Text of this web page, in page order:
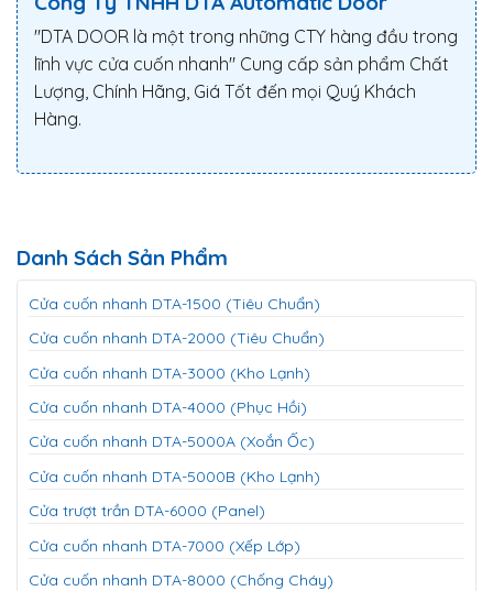
"DTA DOOR là một trong những CTY hàng đầu trong
lĩnh vực cửa cuốn nhanh" Cung cấp sản phẩm Chất
Lượng, Chính Hãng, Giá Tốt đến mọi Quý Khách
Hàng.
Danh Sách Sản Phẩm
Cửa cuốn nhanh DTA-1500 (Tiêu Chuẩn)
Cửa cuốn nhanh DTA-2000 (Tiêu Chuẩn)
Cửa cuốn nhanh DTA-3000 (Kho Lạnh)
Cửa cuốn nhanh DTA-4000 (Phục Hồi)
Cửa cuốn nhanh DTA-5000A (Xoắn Ốc)
Cửa cuốn nhanh DTA-5000B (Kho Lạnh)
Cửa trượt trần DTA-6000 (Panel)
Cửa cuốn nhanh DTA-7000 (Xếp Lớp)
Cửa cuốn nhanh DTA-8000 (Chống Cháy)